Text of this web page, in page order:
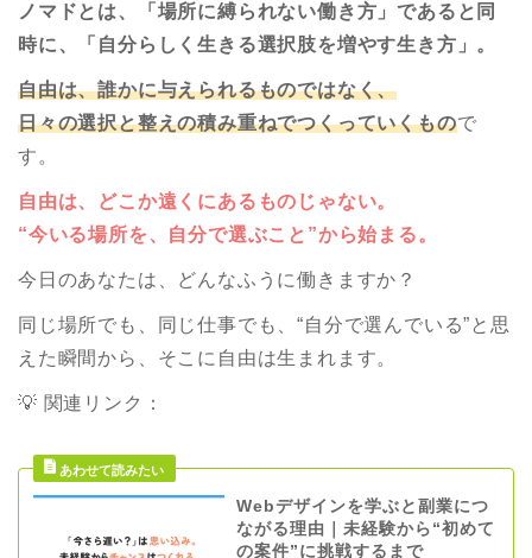
ノマドとは、「場所に縛られない働き方」であると同
時に、「自分らしく生きる選択肢を増やす生き方」。
自由は、誰かに与えられるものではなく、
日々の選択と整えの積み重ねでつくっていくもので
す。
自由は、どこか遠くにあるものじゃない。
“今いる場所を、自分で選ぶこと”から始まる。
今日のあなたは、どんなふうに働きますか？
同じ場所でも、同じ仕事でも、“自分で選んでいる”と思
えた瞬間から、そこに自由は生まれます。
💡 関連リンク：
Webデザインを学ぶと副業につ
ながる理由｜未経験から“初めて
の案件”に挑戦するまで